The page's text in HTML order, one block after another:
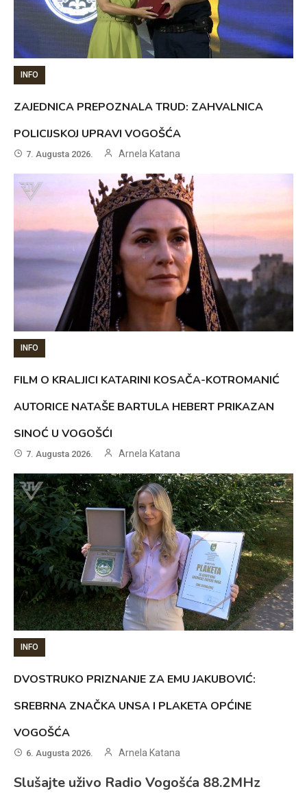
INFO
ZAJEDNICA PREPOZNALA TRUD: ZAHVALNICA
POLICIJSKOJ UPRAVI VOGOŠĆA
7. Augusta 2026. Arnela Katana
INFO
FILM O KRALJICI KATARINI KOSAČA-KOTROMANIĆ
AUTORICE NATAŠE BARTULA HEBERT PRIKAZAN
SINOĆ U VOGOŠĆI
7. Augusta 2026. Arnela Katana
INFO
DVOSTRUKO PRIZNANJE ZA EMU JAKUBOVIĆ:
SREBRNA ZNAČKA UNSA I PLAKETA OPĆINE
VOGOŠĆA
6. Augusta 2026. Arnela Katana
Slušajte uživo Radio Vogošća 88.2MHz